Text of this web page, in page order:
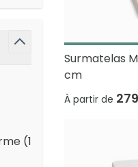
available
(1
Surmatelas
cm
À partir de